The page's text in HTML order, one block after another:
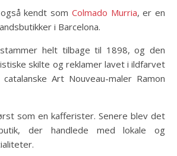
kendt som Colmado Murria, er en
i Barcelona.
helt tilbage til 1898, og den
skilte og reklamer lavet i ildfarvet
Art Nouveau-maler Ramon
som en kafferister. Senere blev det
der handlede med lokale og